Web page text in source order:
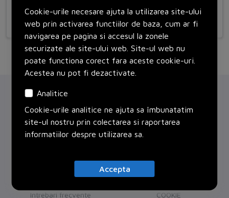
Buna ziua!
Cu ce va pot ajuta?
Ti-ai uitat parola?
Recupereaza parola!
Nu ai cont?
Inregistreaza-te!
Chorus
Despre noi
Certificari
Cariera
Proiecte
Intrebari frecvente
COOKIE
Cookie-urile necesare ajuta la utilizarea site-ului
web prin activarea functiilor de baza, cum ar fi
navigarea pe pagina si accesul la zonele
securizate ale site-ului web. Site-ul web nu
poate functiona corect fara aceste cookie-uri.
Acestea nu pot fi dezactivate.
Analitice
Cookie-urile analitice ne ajuta sa îmbunatatim
site-ul nostru prin colectarea si raportarea
informatiilor despre utilizarea sa.
Accepta